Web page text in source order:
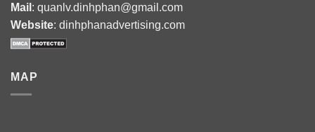
Mail : quanlv.dinhphan@gmail.com
Website: dinhphanadvertising.com
MAP